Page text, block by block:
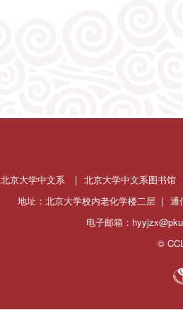
北京大学中文系 | 北京大学中文系图书馆
地址：北京大学校内老化学楼二层 | 通
电子邮箱：
©